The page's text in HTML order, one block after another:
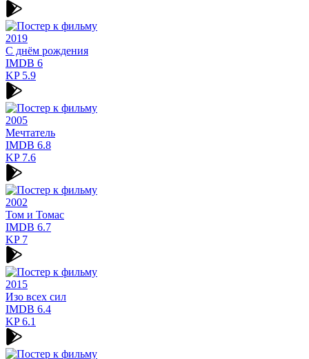
2019
С днём рождения
IMDB 6
KP5.9
2005
Мечтатель
IMDB 6.8
KP7.6
2002
Том и Томас
IMDB 6.7
KP7
2015
Изо всех сил
IMDB 6.4
KP6.1